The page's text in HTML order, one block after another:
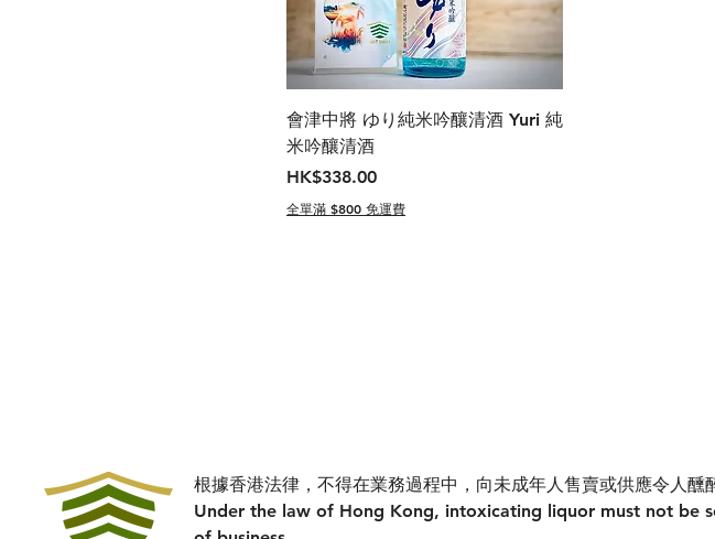
會津中將 ゆり純米吟釀清酒 Yuri 純
米吟釀清酒
價格
HK$338.00
全單滿 $800 免運費
根據香港法律，不得在業務過程中，向未成年人售賣或供應令人醺
Under the law of Hong Kong, intoxicating liquor must not be